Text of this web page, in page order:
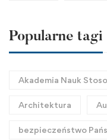
Popularne tagi
Akademia Nauk
Architektura
bezpieczeństwo